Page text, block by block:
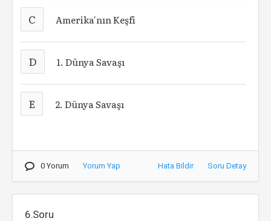
C Amerika'nın Keşfi
D 1. Dünya Savaşı
E 2. Dünya Savaşı
0 Yorum Yorum Yap Hata Bildir Soru Detay
6.Soru